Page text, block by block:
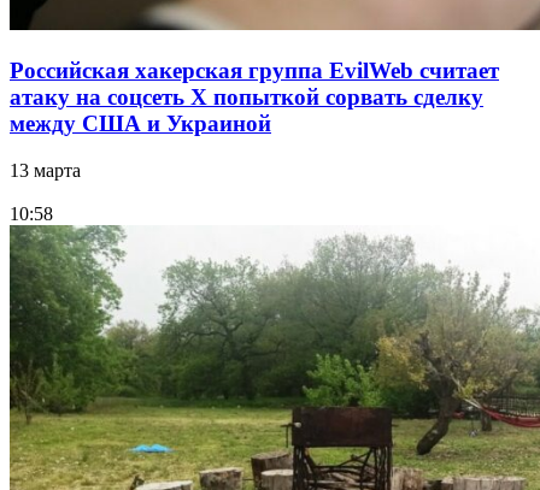
Российская хакерская группа EvilWeb считает
атаку на соцсеть Х попыткой сорвать сделку
между США и Украиной
13 марта
10:58